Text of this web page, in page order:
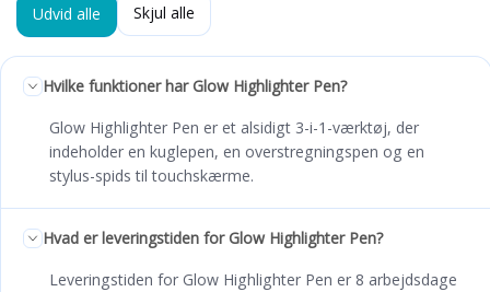
Udvid alle Skjul alle
Hvilke funktioner har Glow Highlighter Pen?
Glow Highlighter Pen er et alsidigt 3-i-1-værktøj, der
indeholder en kuglepen, en overstregningspen og en
stylus-spids til touchskærme.
Hvad er leveringstiden for Glow Highlighter Pen?
Leveringstiden for Glow Highlighter Pen er 8 arbejdsdage